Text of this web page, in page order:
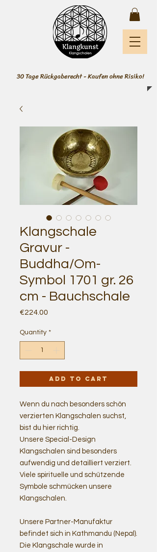
30 Tage Rückgaberecht - Kaufen ohne Risiko!
Klangschale
Gravur -
Buddha/Om-
Symbol 1701 gr. 26
cm - Bauchschale
€224.00
Quantity *
Add to Cart
Wenn du nach besonders schön
verzierten Klangschalen suchst,
bist du hier richtig.
Unsere Special-Design
Klangschalen sind besonders
aufwendig und detailliert verziert.
Viele spirituelle und schützende
Symbole schmücken unsere
Klangschalen.
Unsere Partner-Manufaktur
befindet sich in Kathmandu (Nepal).
Die Klangschale wurde in